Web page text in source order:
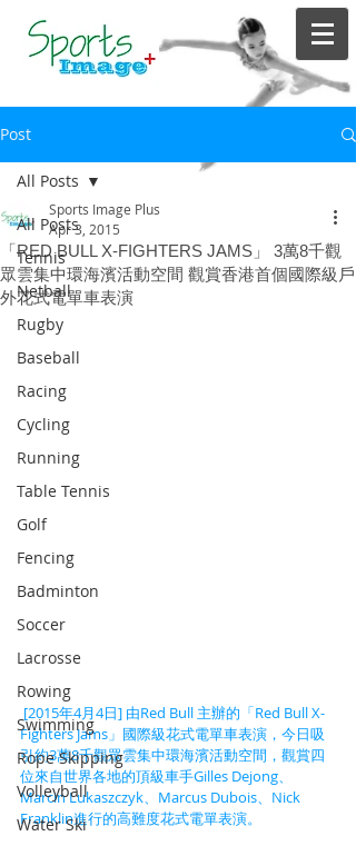
Post
All Posts
Tennis
Netball
Rugby
Baseball
Racing
Cycling
Running
Table Tennis
Golf
Fencing
Badminton
Soccer
Lacrosse
Rowing
Swimming
Rope Skipping
Volleyball
Water Ski
All Posts
「RED BULL X-FIGHTERS JAMS」 3萬8千觀
眾雲集中環海濱活動空間 觀賞香港首個國際級戶
外花式電單車表演
Sports Image Plus
Apr 3, 2015
Fighters Jams」國際級花式電單車表演，今日吸
引約3萬8千觀眾雲集中環海濱活動空間，觀賞四
位來自世界各地的頂級車手Gilles Dejong、
Marcin Lukaszczyk、Marcus Dubois、Nick
Franklin進行的高難度花式電單表演。